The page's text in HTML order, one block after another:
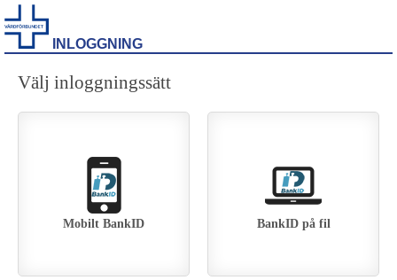
INLOGGNING
Välj inloggningssätt
Mobilt BankID BankID på fil